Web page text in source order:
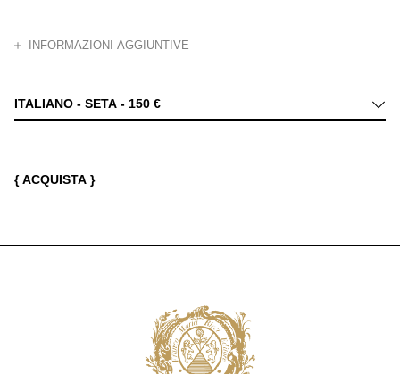
INFORMAZIONI AGGIUNTIVE
Charles Lutwidge Dodgson, diacono e professore di matematica,
ITALIANO - SETA - 150 €
{ ACQUISTA }